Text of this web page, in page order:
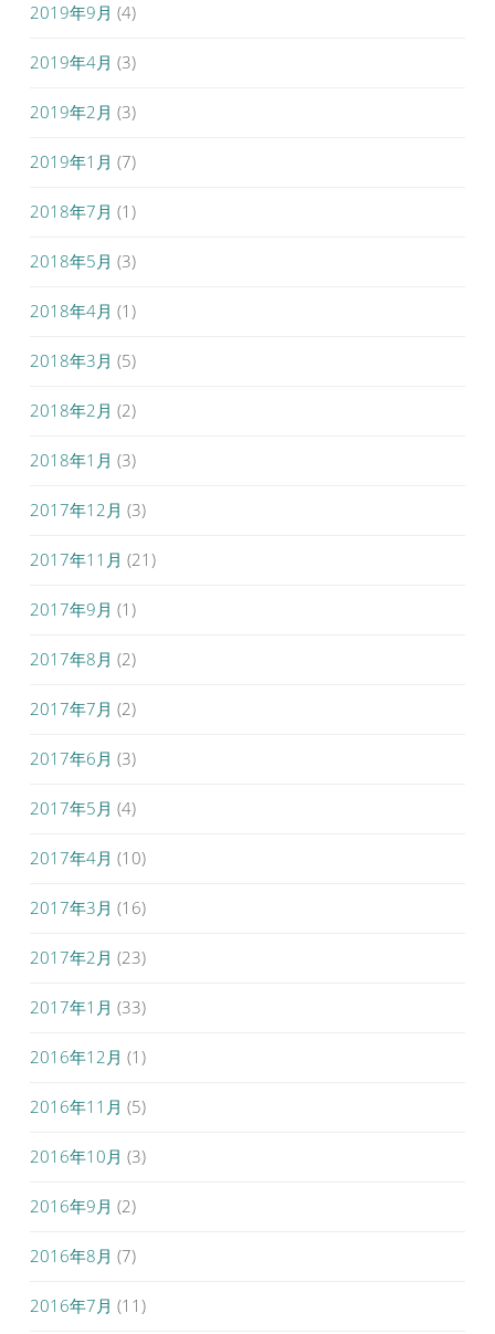
2019年9月 (4)
2019年4月 (3)
2019年2月 (3)
2019年1月 (7)
2018年7月 (1)
2018年5月 (3)
2018年4月 (1)
2018年3月 (5)
2018年2月 (2)
2018年1月 (3)
2017年12月 (3)
2017年11月 (21)
2017年9月 (1)
2017年8月 (2)
2017年7月 (2)
2017年6月 (3)
2017年5月 (4)
2017年4月 (10)
2017年3月 (16)
2017年2月 (23)
2017年1月 (33)
2016年12月 (1)
2016年11月 (5)
2016年10月 (3)
2016年9月 (2)
2016年8月 (7)
2016年7月 (11)